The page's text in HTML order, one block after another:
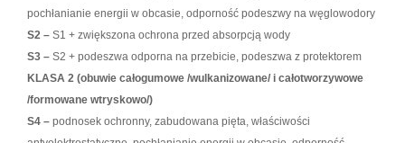
pochłanianie energii w obcasie, odporność podeszwy na węglowodory
S2 – S1 + zwiększona ochrona przed absorpcją wody
S3 – S2 + podeszwa odporna na przebicie, podeszwa z protektorem
KLASA 2 (obuwie całogumowe /wulkanizowane/ i całotworzywowe
/formowane wtryskowo/)
S4 – podnosek ochronny, zabudowana pięta, właściwości